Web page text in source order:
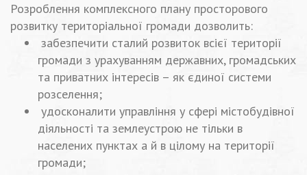
Розроблення комплексного плану просторового
розвитку територіальної громади дозволить:
забезпечити сталий розвиток всієї території
громади з урахуванням державних, громадських
та приватних інтересів – як єдиної системи
розселення;
удосконалити управління у сфері містобудівної
діяльності та землеустрою не тільки в
населених пунктах а й в цілому на території
громади;